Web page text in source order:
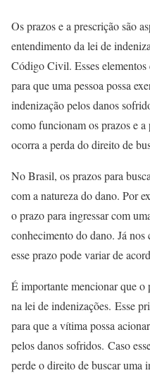
Os prazos e a prescrição são
entendimento da lei de
Código Civil. Esses
para que uma pessoa possa
indenização pelos danos
como funcionam os prazos e
ocorra a perda do direito de
No Brasil, os prazos para
com a natureza do dano. Por
o prazo para ingressar com
conhecimento do dano. Já nos
esse prazo pode variar de
É importante mencionar que
na lei de indenizações. Esse
para que a vítima possa
pelos danos sofridos. Caso
perde o direito de buscar uma